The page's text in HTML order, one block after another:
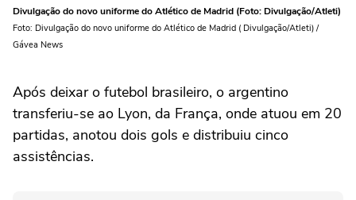
Divulgação do novo uniforme do Atlético de Madrid (Foto: Divulgação/Atleti)
Foto: Divulgação do novo uniforme do Atlético de Madrid ( Divulgação/Atleti) /
Gávea News
Após deixar o futebol brasileiro, o argentino
transferiu-se ao Lyon, da França, onde atuou em 20
partidas, anotou dois gols e distribuiu cinco
assistências.